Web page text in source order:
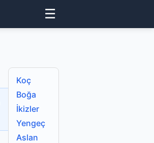
☰
Koç
Boğa
İkizler
Yengeç
Aslan